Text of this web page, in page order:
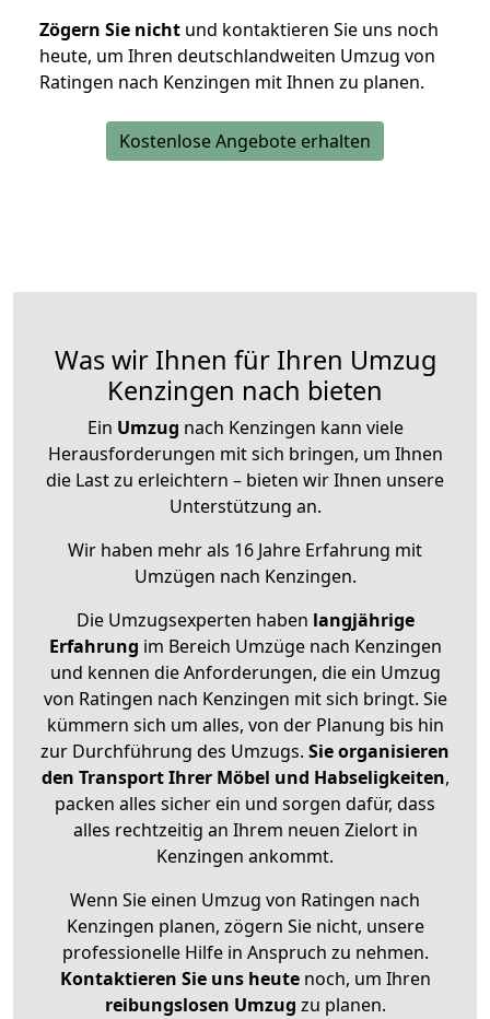
Zögern Sie nicht und kontaktieren Sie uns noch
heute, um Ihren deutschlandweiten Umzug von
Ratingen nach Kenzingen mit Ihnen zu planen.
Kostenlose Angebote erhalten
Was wir Ihnen für Ihren Umzug
Kenzingen nach bieten
Ein Umzug nach Kenzingen kann viele
Herausforderungen mit sich bringen, um Ihnen
die Last zu erleichtern – bieten wir Ihnen unsere
Unterstützung an.
Wir haben mehr als 16 Jahre Erfahrung mit
Umzügen nach Kenzingen.
Die Umzugsexperten haben langjährige
Erfahrung im Bereich Umzüge nach Kenzingen
und kennen die Anforderungen, die ein Umzug
von Ratingen nach Kenzingen mit sich bringt. Sie
kümmern sich um alles, von der Planung bis hin
zur Durchführung des Umzugs. Sie organisieren
den Transport Ihrer Möbel und Habseligkeiten,
packen alles sicher ein und sorgen dafür, dass
alles rechtzeitig an Ihrem neuen Zielort in
Kenzingen ankommt.
Wenn Sie einen Umzug von Ratingen nach
Kenzingen planen, zögern Sie nicht, unsere
professionelle Hilfe in Anspruch zu nehmen.
Kontaktieren Sie uns heutenoch, um Ihren
reibungslosen Umzug zu planen.